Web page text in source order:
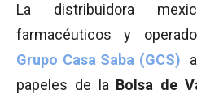
La distribuidora
farmacéuticos y
Grupo Casa Saba (GCS)
papeles de la Bolsa de